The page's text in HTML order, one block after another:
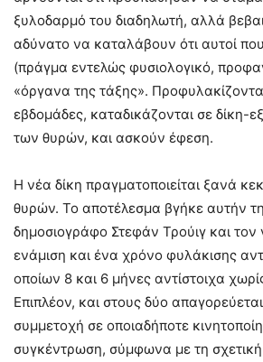
ξυλοδαρμό του διαδηλωτή, αλλά
αδύνατο να καταλάβουν ότι αυτοί
(πράγμα εντελώς φυσιολογικό,
«όργανα της τάξης».
εβδομάδες, καταδικάζονται σε δίκη-
των θυρών, και ασκούν έφεση.
Η νέα δίκη πραγματοποιείται ξανά
θυρών. Το αποτέλεσμα βγήκε αυτήν
δημοσιογράφο Στεφάν Τρούιγ και τον
ενάμιση και ένα χρόνο φυλάκισης
οποίων 8 και 6 μήνες αντίστοιχα
Επιπλέον, και στους δύο
συμμετοχή σε οποιαδήποτε
συγκέντρωση, σύμφωνα με τη σχετική